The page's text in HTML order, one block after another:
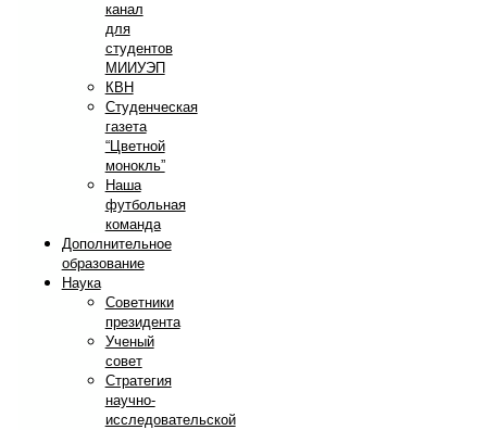
канал
для
студентов
МИИУЭП
КВН
Студенческая
газета
“Цветной
монокль”
Наша
футбольная
команда
Дополнительное
образование
Наука
Советники
президента
Ученый
совет
Стратегия
научно-
исследовательской